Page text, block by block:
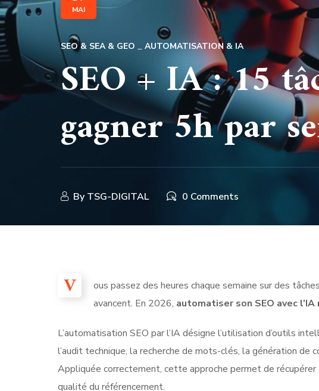
MAI
SEO & SEA & GEO AUTOMATISATION & IA
SEO + IA : 15
gagner 5h par
By TSG-DIGITAL 0 Comments
V
ous passez des heures chaque semaine sur des
avancent. En 2026, automatiser son SEO avec
L’automatisation SEO par l’IA désigne l’utilisation d’outils
l’audit technique, la recherche de mots-clés, la génération
Appliquée correctement, cette approche permet de récupérer
qualité du référencement.